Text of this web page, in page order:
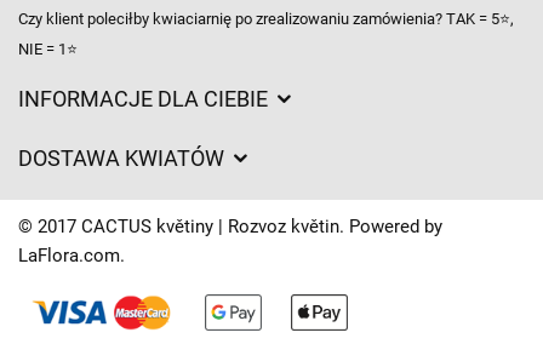
Czy klient poleciłby kwiaciarnię po zrealizowaniu zamówienia? TAK = 5⭐,
NIE = 1⭐
INFORMACJE DLA CIEBIE
Czasy dostawy kwiatów – przegląd możliwości
DOSTAWA KWIATÓW
Opłaty za dostawę
Gdzie dostarczamy kwiaty
Kontakt
© 2017 CACTUS květiny | Rozvoz květin. Powered by
LaFlora.com.